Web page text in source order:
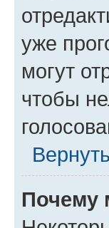
уже
могут
чтобы
Почему